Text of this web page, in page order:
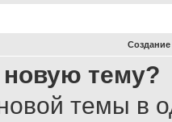
новую тему?
темы в